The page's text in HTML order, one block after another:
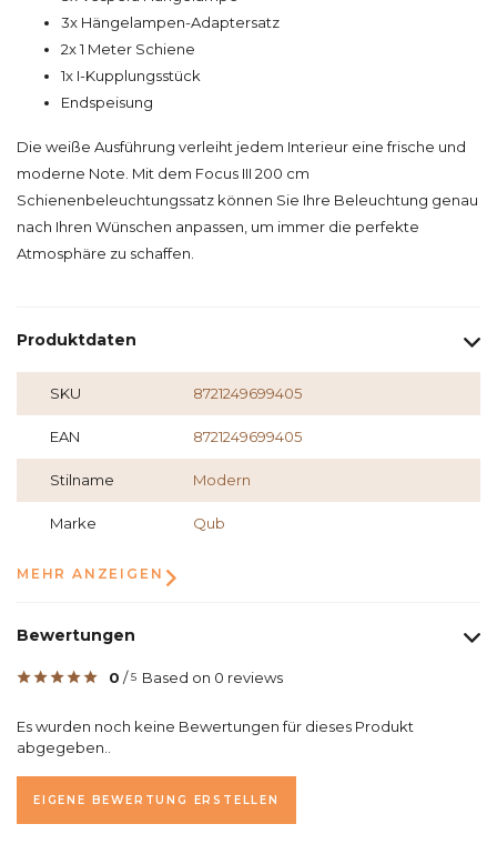
3x Hängelampen-Adaptersatz
2x 1 Meter Schiene
1x I-Kupplungsstück
Endspeisung
Die weiße Ausführung verleiht jedem Interieur eine frische und
moderne Note. Mit dem Focus III 200 cm
Schienenbeleuchtungssatz können Sie Ihre Beleuchtung genau
nach Ihren Wünschen anpassen, um immer die perfekte
Atmosphäre zu schaffen.
Produktdaten
SKU 8721249699405
EAN 8721249699405
Stilname Modern
Marke Qub
MEHR ANZEIGEN
Bewertungen
0 /5 Based on 0 reviews
Es wurden noch keine Bewertungen für dieses Produkt
abgegeben..
EIGENE BEWERTUNG ERSTELLEN